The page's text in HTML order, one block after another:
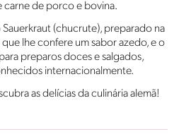
carne de porco e bovina.
(chucrute), preparado na
lhe confere um sabor azedo, e o
preparos doces e salgados,
internacionalmente.
as delícias da culinária alemã!